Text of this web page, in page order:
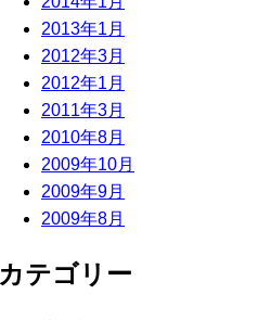
2013年1月
2012年3月
2012年1月
2011年3月
2010年8月
2009年10月
2009年9月
2009年8月
カテゴリー